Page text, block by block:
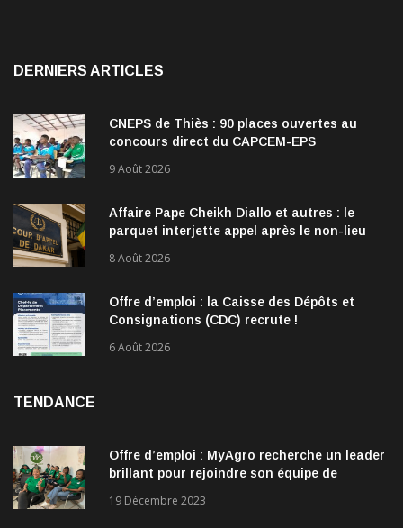
DERNIERS ARTICLES
CNEPS de Thiès : 90 places ouvertes au
concours direct du CAPCEM-EPS
9 Août 2026
Affaire Pape Cheikh Diallo et autres : le
parquet interjette appel après le non-lieu
8 Août 2026
Offre d’emploi : la Caisse des Dépôts et
Consignations (CDC) recrute !
6 Août 2026
TENDANCE
Offre d’emploi : MyAgro recherche un leader
brillant pour rejoindre son équipe de
19 Décembre 2023